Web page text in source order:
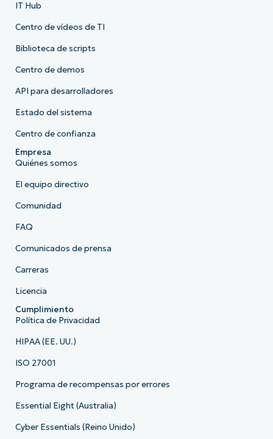
IT Hub
Centro de vídeos de TI
Biblioteca de scripts
Centro de demos
API para desarrolladores
Estado del sistema
Centro de confianza
Empresa
Quiénes somos
El equipo directivo
Comunidad
FAQ
Comunicados de prensa
Carreras
Licencia
Cumplimiento
Política de Privacidad
HIPAA (EE. UU.)
ISO 27001
Programa de recompensas por errores
Essential Eight (Australia)
Cyber Essentials (Reino Unido)